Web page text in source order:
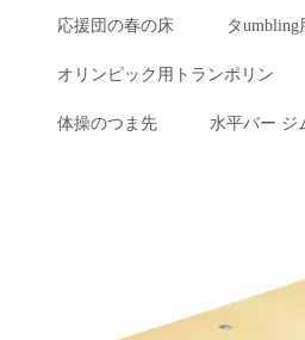
応援団の春の床 タ
オリンピック用トランポリン
体操のつま先 水平バー ジ